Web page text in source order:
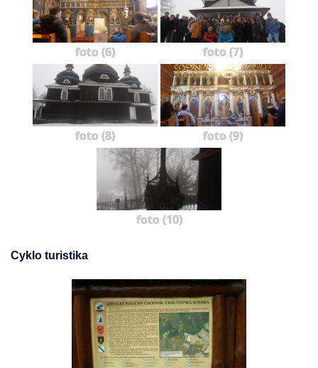
foto (6) foto (7)
foto (8) foto (9)
foto (10)
Cyklo turistika